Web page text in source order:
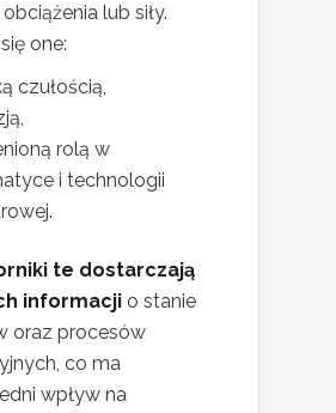
lub siły.
one:
czułością,
rolą w
i technologii
te dostarczają
informacji o stanie
oraz procesów
co ma
wpływ na